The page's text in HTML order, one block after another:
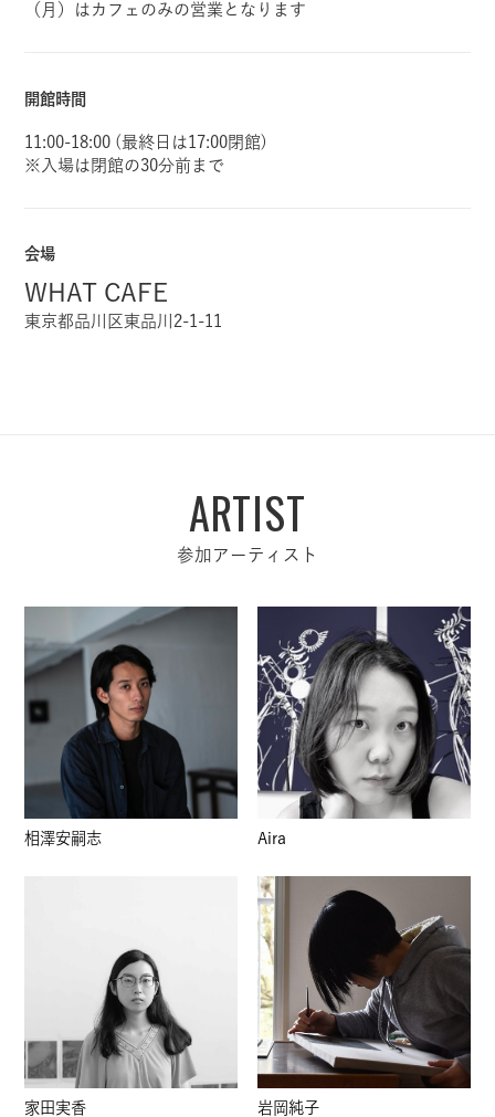
（月）はカフェのみの営業となります
開館時間
11:00-18:00 (最終日は17:00閉館)
※入場は閉館の30分前まで
会場
WHAT CAFE
東京都品川区東品川2-1-11
ARTIST
参加アーティスト
相澤安嗣志 Aira
家田実香 岩岡純子